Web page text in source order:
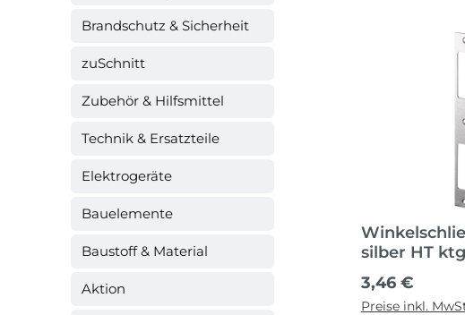
Brandschutz & Sicherheit
zuSchnitt
Zubehör & Hilfsmittel
Technik & Ersatzteile
Elektrogeräte
Bauelemente
Baustoff & Material
Aktion
silber HT
Regulärer
3,46 €
Preise inkl.